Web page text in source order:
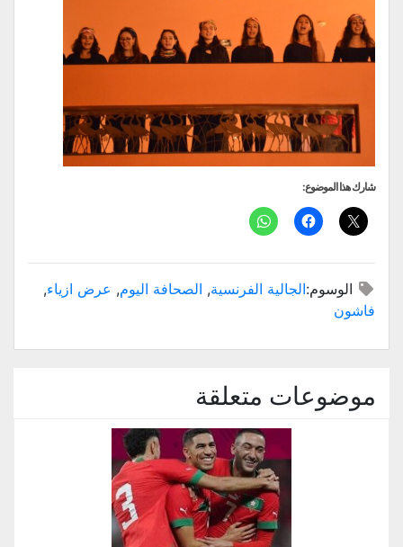
شارك هذا الموضوع:
الوسوم:الجالية الفرنسية, الصحافة اليوم, عرض ازياء,
فاشون
موضوعات متعلقة